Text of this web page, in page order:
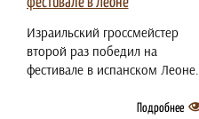
Израильский гроссмейстер
второй раз победил на
фестивале в испанском Леоне.
Подробнее